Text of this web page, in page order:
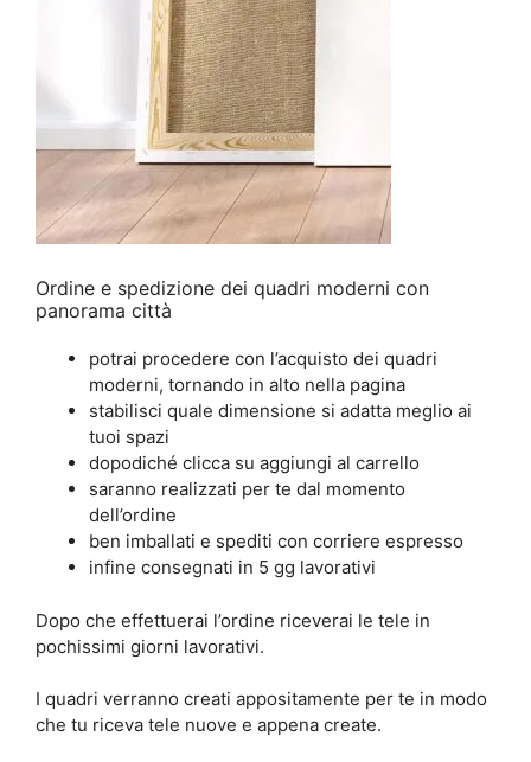
Ordine e spedizione dei quadri moderni con
panorama città
potrai procedere con l’acquisto dei quadri
moderni, tornando in alto nella pagina
stabilisci quale dimensione si adatta meglio ai
tuoi spazi
dopodiché clicca su aggiungi al carrello
saranno realizzati per te dal momento
dell’ordine
ben imballati e spediti con corriere espresso
infine consegnati in 5 gg lavorativi
Dopo che effettuerai l’ordine riceverai le tele in
pochissimi giorni lavorativi.
I quadri verranno creati appositamente per te in modo
che tu riceva tele nuove e appena create.